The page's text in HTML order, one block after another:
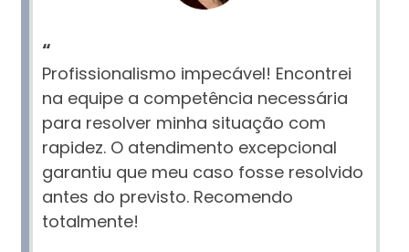
“
Profissionalismo impecável! Encontrei
na equipe a competência necessária
para resolver minha situação com
rapidez. O atendimento excepcional
garantiu que meu caso fosse resolvido
antes do previsto. Recomendo
totalmente!